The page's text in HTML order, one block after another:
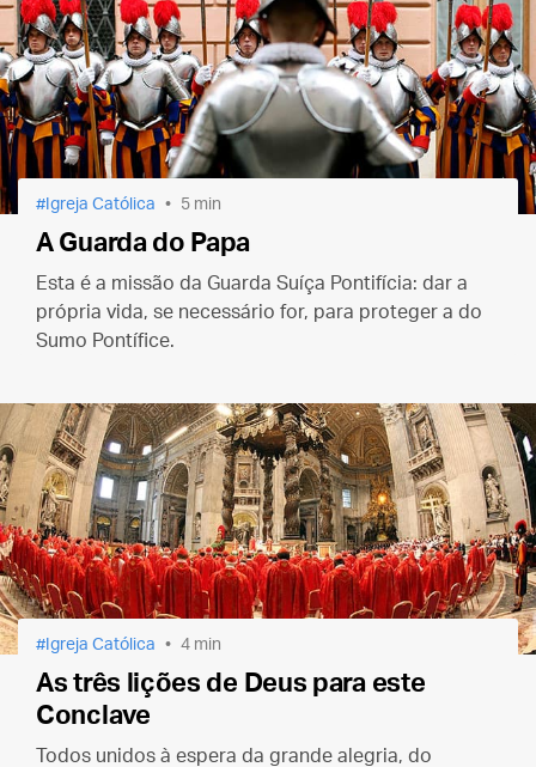
Igreja Católica 5 min
A Guarda do Papa
Esta é a missão da Guarda Suíça Pontifícia: dar a
própria vida, se necessário for, para proteger a do
Sumo Pontífice.
Igreja Católica 4 min
As três lições de Deus para este
Conclave
Todos unidos à espera da grande alegria, do